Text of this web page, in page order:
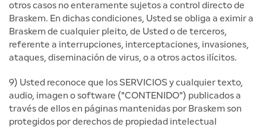
otros casos no enteramente sujetos a control directo de
Braskem. En dichas condiciones, Usted se obliga a eximir a
Braskem de cualquier pleito, de Usted o de terceros,
referente a interrupciones, interceptaciones, invasiones,
ataques, diseminación de virus, o a otros actos ilícitos.
9) Usted reconoce que los SERVICIOS y cualquier texto,
audio, imagen o software ("CONTENIDO") publicados a
través de ellos en páginas mantenidas por Braskem son
protegidos por derechos de propiedad intelectual